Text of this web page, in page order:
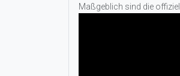
Maßgeblich sind die